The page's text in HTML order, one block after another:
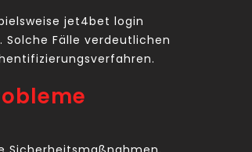
jet4bet login
Fälle verdeutlichen